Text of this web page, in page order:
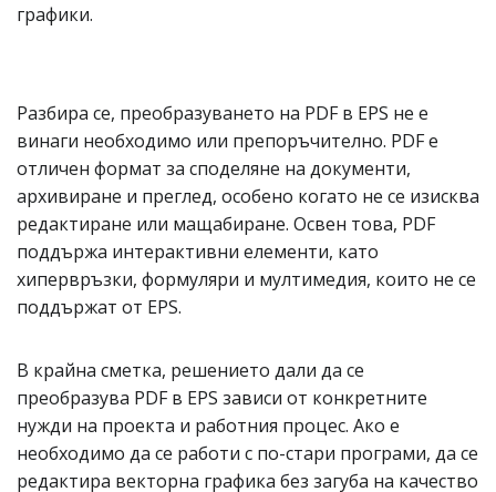
графики.
Разбира се, преобразуването на PDF в EPS не е
винаги необходимо или препоръчително. PDF е
отличен формат за споделяне на документи,
архивиране и преглед, особено когато не се изисква
редактиране или мащабиране. Освен това, PDF
поддържа интерактивни елементи, като
хипервръзки, формуляри и мултимедия, които не се
поддържат от EPS.
В крайна сметка, решението дали да се
преобразува PDF в EPS зависи от конкретните
нужди на проекта и работния процес. Ако е
необходимо да се работи с по-стари програми, да се
редактира векторна графика без загуба на качество